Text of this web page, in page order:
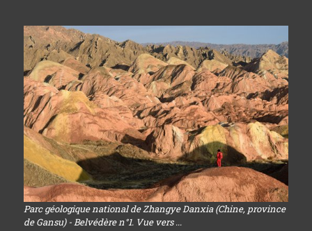
Parc géologique national de Zhangye Danxia (Chine, province
de Gansu) - Belvédère n°1. Vue vers ...